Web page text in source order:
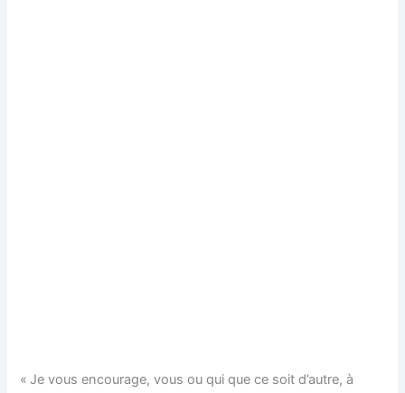
« Je vous encourage, vous ou qui que ce soit d’autre, à